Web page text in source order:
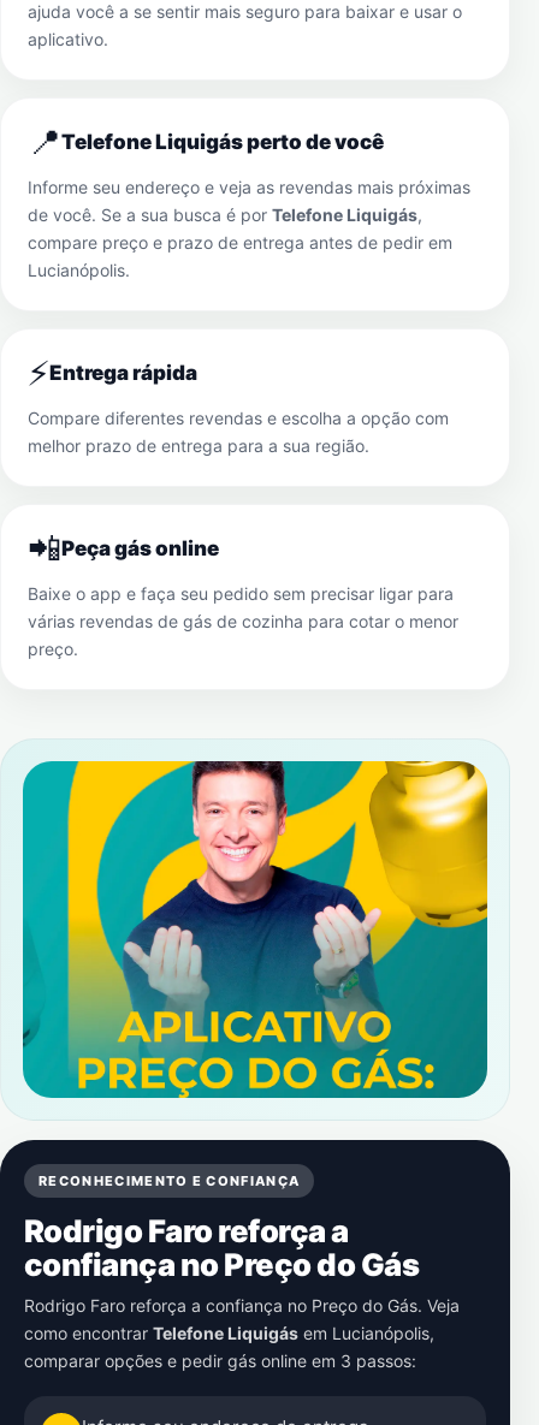
ajuda você a se sentir mais seguro para baixar e usar o
aplicativo.
📍Telefone Liquigás perto de você
Informe seu endereço e veja as revendas mais próximas
de você. Se a sua busca é por Telefone Liquigás,
compare preço e prazo de entrega antes de pedir em
Lucianópolis.
⚡Entrega rápida
Compare diferentes revendas e escolha a opção com
melhor prazo de entrega para a sua região.
📲Peça gás online
Baixe o app e faça seu pedido sem precisar ligar para
várias revendas de gás de cozinha para cotar o menor
preço.
RECONHECIMENTO E CONFIANÇA
Rodrigo Faro reforça a
confiança no Preço do Gás
Rodrigo Faro reforça a confiança no Preço do Gás. Veja
como encontrar Telefone Liquigás em Lucianópolis,
comparar opções e pedir gás online em 3 passos: